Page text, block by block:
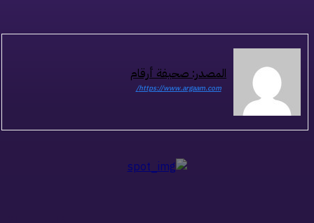
المصدر: صحيفة أرقام
https://www.argaam.com/